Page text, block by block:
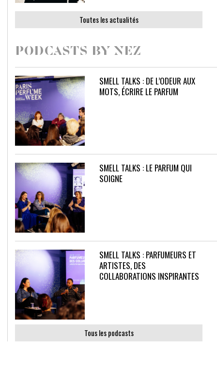
Toutes les actualités
PODCASTS BY NEZ
SMELL TALKS : DE L’ODEUR AUX
MOTS, ÉCRIRE LE PARFUM
SMELL TALKS : LE PARFUM QUI
SOIGNE
SMELL TALKS : PARFUMEURS ET
ARTISTES, DES
COLLABORATIONS INSPIRANTES
Tous les podcasts